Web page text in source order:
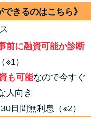
できるのはこちら》
前に融資可能か診断
（※1）
も可能なので今すぐ
人向き
日間無利息（※2）